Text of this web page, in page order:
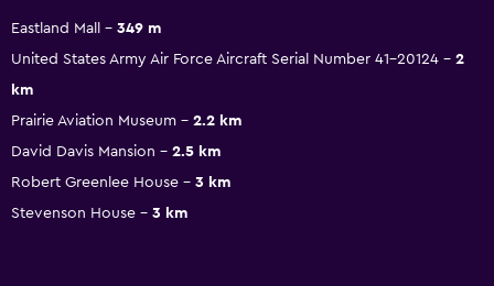
Eastland Mall
349 m
United States Army Air Force Aircraft Serial Number 41-20124
2
km
Prairie Aviation Museum
2.2 km
David Davis Mansion
2.5 km
Robert Greenlee House
3 km
Stevenson House
3 km